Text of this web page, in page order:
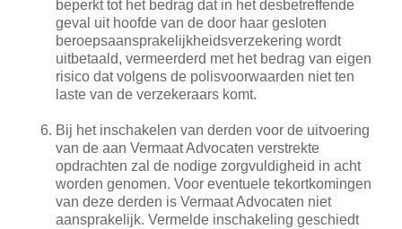
beperkt tot het bedrag dat in het desbetreffende
geval uit hoofde van de door haar gesloten
beroepsaansprakelijkheidsverzekering wordt
uitbetaald, vermeerderd met het bedrag van eigen
risico dat volgens de polisvoorwaarden niet ten
laste van de verzekeraars komt.
Bij het inschakelen van derden voor de uitvoering
van de aan Vermaat Advocaten verstrekte
opdrachten zal de nodige zorgvuldigheid in acht
worden genomen. Voor eventuele tekortkomingen
van deze derden is Vermaat Advocaten niet
aansprakelijk. Vermelde inschakeling geschiedt